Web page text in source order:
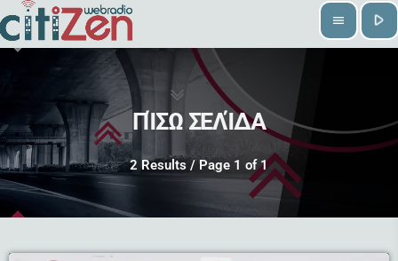
menu play_arrow
ΠΊΣΩ ΣΕΛΊΔΑ
2 Results / Page 1 of 1